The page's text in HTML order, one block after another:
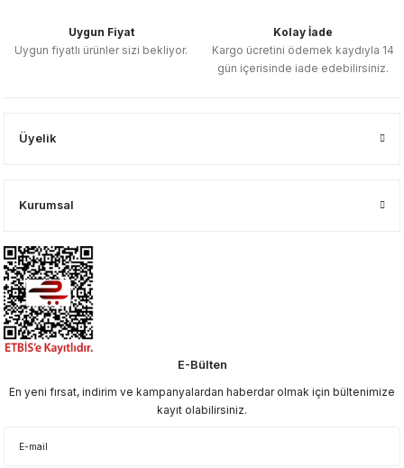
Uygun Fiyat
Uygun fiyatlı ürünler sizi bekliyor.
Kolay İade
Kargo ücretini ödemek kaydıyla 14
gün içerisinde iade edebilirsiniz.
Üyelik
Kurumsal
E-Bülten
En yeni fırsat, indirim ve kampanyalardan haberdar olmak için bültenimize
kayıt olabilirsiniz.